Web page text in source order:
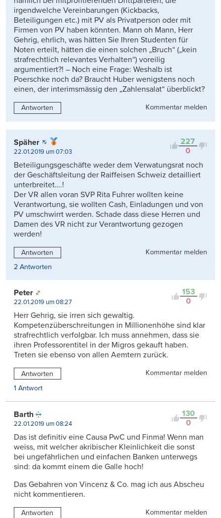
irgendwelche Vereinbarungen (Kickbacks,
Beteiligungen etc.) mit PV als Privatperson oder mit
Firmen von PV haben könnten. Mann oh Mann, Herr
Gehrig, ehrlich, was hätten Sie Ihren Studenten für
Noten erteilt, hätten die einen solchen „Bruch“ („kein
strafrechtlich relevantes Verhalten“) voreilig
argumentiert?! – Noch eine Frage: Weshalb ist
Poerschke noch da? Braucht Huber wenigstens noch
einen, der interimsmässig den „Zahlensalat“ überblickt?
Antworten Kommentar melden
227
0
Späher
22.01.2019 um 07:03
Beteiligungsgeschäfte weder dem Verwatungsrat noch
der Geschäftsleitung der Raiffeisen Schweiz detailliert
unterbreitet….!
Der VR allen voran SVP Rita Fuhrer wollten keine
Verantwortung, sie wollten Cash, Einladungen und von
PV umschwirrt werden. Schade dass diese Herren und
Damen des VR nicht zur Verantwortung gezogen
werden!
Antworten
Kommentar melden
2 Antworten
153
0
Peter
22.01.2019 um 08:27
Herr Gehrig, sie irren sich gewaltig.
Kompetenzüberschreitungen in Millionenhöhe sind klar
strafrechtlich verfolgbar. Ich muss annehmen, dass sie
ihren Professorentitel in der Migros gekauft haben.
Treten sie ebenso von allen Aemtern zurück.
Antworten
Kommentar melden
1 Antwort
130
0
Barth
22.01.2019 um 08:24
Das ist definitiv eine Causa PwC und Finma! Wenn man
weiss, mit welcher akribischer Kleinlichkeit die sonst
bei ungefährlichen und einfachen Banken unterwegs
sind: da kommt einem die Galle hoch!
Das Gebahren von Vincenz & Co. mag ich aus Abscheu
nicht kommentieren.
Antworten Kommentar melden